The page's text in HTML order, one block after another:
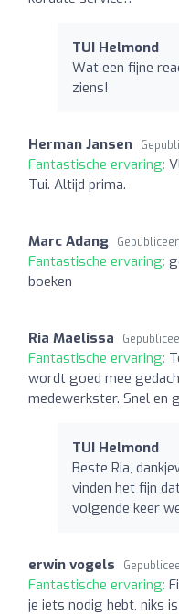
TUI Helmond
Wat een fijne
ziens!
Herman Jansen
Fantastische ervaring:
Tui. Altijd prima.
Marc Adang
Fantastische ervaring:
boeken
Ria Maelissa
Fantastische ervaring:
wordt goed mee
medewerkster. Snel en
TUI Helmond
Beste Ria,
vinden het fijn
volgende keer
erwin vogels
Fantastische ervaring:
je iets nodig hebt, niks